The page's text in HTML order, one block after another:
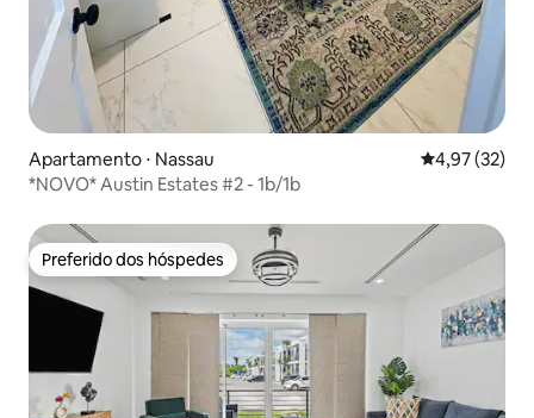
Apartamento ⋅ Nassau 4,97 de uma
4,97 (32)
*NOVO* Austin Estates #2 - 1b/1b
Preferido dos hóspedes
Preferido dos hóspedes